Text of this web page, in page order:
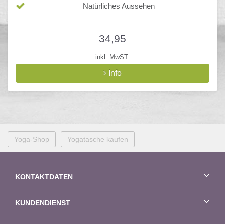
Natürliches Aussehen
34,95
inkl. MwST.
Info
Yoga-Shop Yogatasche kaufen
KONTAKTDATEN
KUNDENDIENST